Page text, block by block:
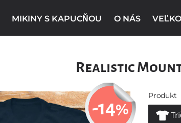
MIKINY S KAPUCŇOU O NÁS
Realistic
-14%
Produkt